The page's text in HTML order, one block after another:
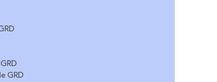
GRD